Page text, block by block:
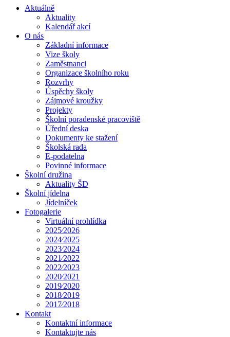
Aktuálně
Aktuality
Kalendář akcí
O nás
Základní informace
Vize školy
Zaměstnanci
Organizace školního roku
Rozvrhy
Úspěchy školy
Zájmové kroužky
Projekty
Školní poradenské pracoviště
Úřední deska
Dokumenty ke stažení
Školská rada
E-podatelna
Povinné informace
Školní družina
Aktuality ŠD
Školní jídelna
Jídelníček
Fotogalerie
Virtuální prohlídka
2025⁄2026
2024⁄2025
2023⁄2024
2021⁄2022
2022⁄2023
2020⁄2021
2019⁄2020
2018⁄2019
2017⁄2018
Kontakt
Kontaktní informace
Kontaktujte nás